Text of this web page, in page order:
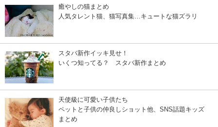
癒やしの猫まとめ
人気タレント猫、猫写真集…キュートな猫ズラリ
スタバ新作イッキ見せ！
いくつ知ってる？ スタバ新作まとめ
天使級に可愛い子供たち
ペットと子供の仲良しショット他、SNS話題キッズ
まとめ